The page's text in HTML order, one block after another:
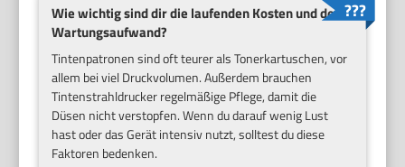
Wie wichtig sind dir die laufenden Kosten und der
Wartungsaufwand?
Tintenpatronen sind oft teurer als Tonerkartuschen, vor
allem bei viel Druckvolumen. Außerdem brauchen
Tintenstrahldrucker regelmäßige Pflege, damit die
Düsen nicht verstopfen. Wenn du darauf wenig Lust
hast oder das Gerät intensiv nutzt, solltest du diese
Faktoren bedenken.